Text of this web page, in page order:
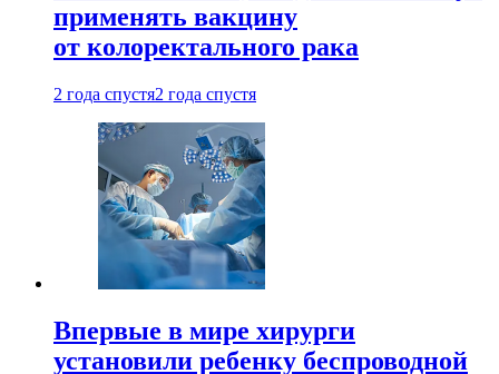
применять вакцину
от колоректального рака
2 года спустя2 года спустя
Впервые в мире хирурги
установили ребенку беспроводной